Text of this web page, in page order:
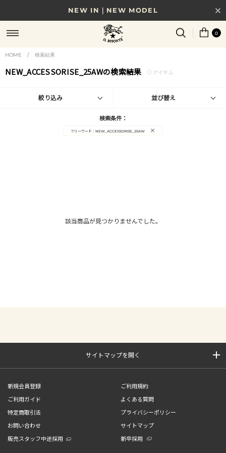
NEW IN｜NEW MODEL
8/17(月)10時まで｜税込11,000円以上で送料無料
贈る相手やシーンから選べる、新しいギフトガイド
NEW IN｜COLOR LEATHER
0
HOME / 検索結果
NEW_ACCESSORISE_25AWの検索結果 0 アイテム
絞り込み 並び替え
検索条件：
フリーワード：NEW_ACCESSORISE_25AW ×
該当商品が見つかりませんでした。
サイトマップを開く
新規会員登録
ご利用規約
ご利用ガイド
よくある質問
特定商取引法
プライバシーポリシー
お問い合わせ
サイトマップ
販売スタッフ中途採用
新卒採用